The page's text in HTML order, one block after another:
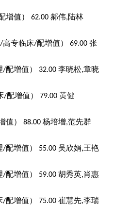
增值） 62.00 郝伟,陆林
/高专临床/配增值） 69.00 张
/配增值） 32.00 李晓松,章晓
/配增值） 79.00 黄健
值） 88.00 杨培增,范先群
/配增值） 55.00 吴欣娟,王艳
/配增值） 59.00 胡秀英,肖惠
/配增值） 75.00 崔慧先,李瑞